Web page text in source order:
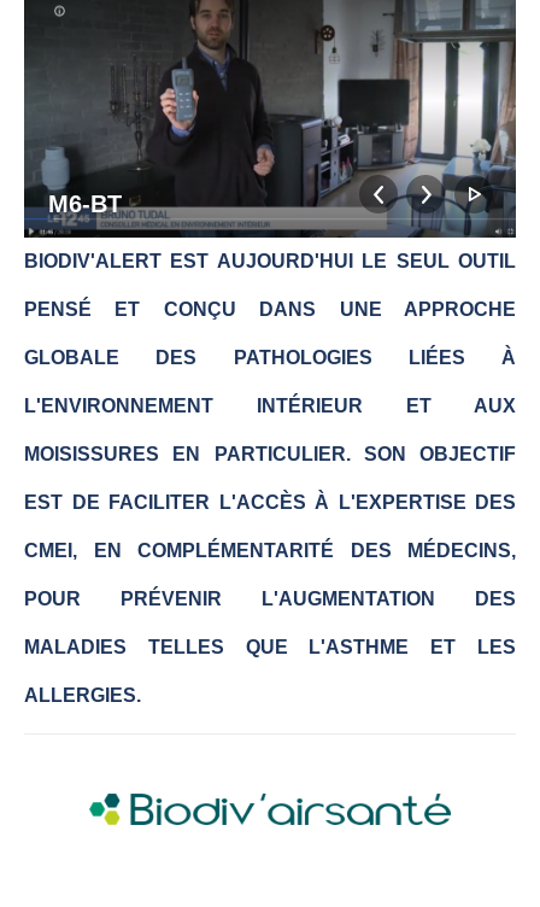
M6-BT
BIODIV'ALERT EST AUJOURD'HUI LE SEUL OUTIL
PENSÉ ET CONÇU DANS UNE APPROCHE
GLOBALE DES PATHOLOGIES LIÉES À
L'ENVIRONNEMENT INTÉRIEUR ET AUX
MOISISSURES EN PARTICULIER. SON OBJECTIF
EST DE FACILITER L'ACCÈS À L'EXPERTISE DES
CMEI, EN COMPLÉMENTARITÉ DES MÉDECINS,
POUR PRÉVENIR L'AUGMENTATION DES
MALADIES TELLES QUE L'ASTHME ET LES
ALLERGIES.